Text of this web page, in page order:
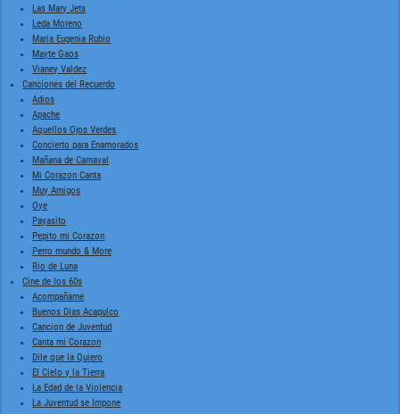
Las Mary Jets
Leda Moreno
Maria Eugenia Rubio
Mayte Gaos
Vianey Valdez
Canciones del Recuerdo
Adios
Apache
Aquellos Ojos Verdes
Concierto para Enamorados
Mañana de Carnaval
Mi Corazon Canta
Muy Amigos
Oye
Payasito
Pepito mi Corazon
Perro mundo & More
Rio de Luna
Cine de los 60s
Acompañame
Buenos Dias Acapulco
Cancion de Juventud
Canta mi Corazon
Dile que la Quiero
El Cielo y la Tierra
La Edad de la Violencia
La Juventud se Impone